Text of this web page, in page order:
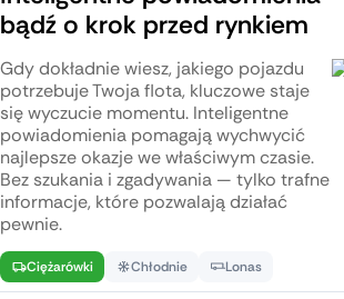
bądź o krok przed rynkiem
Gdy dokładnie wiesz, jakiego pojazdu
potrzebuje Twoja flota, kluczowe staje
się wyczucie momentu. Inteligentne
powiadomienia pomagają wychwycić
najlepsze okazje we właściwym czasie.
Bez szukania i zgadywania — tylko trafne
informacje, które pozwalają działać
pewnie.
Ciężarówki Chłodnie Lonas